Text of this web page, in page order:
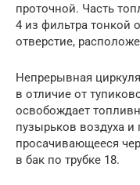
проточной. Часть
4 из фильтра тонкой
отверстие,
Непрерывная
в отличие от
освобождает
пузырьков воздуха
просачивающееся
в бак по трубке 18.